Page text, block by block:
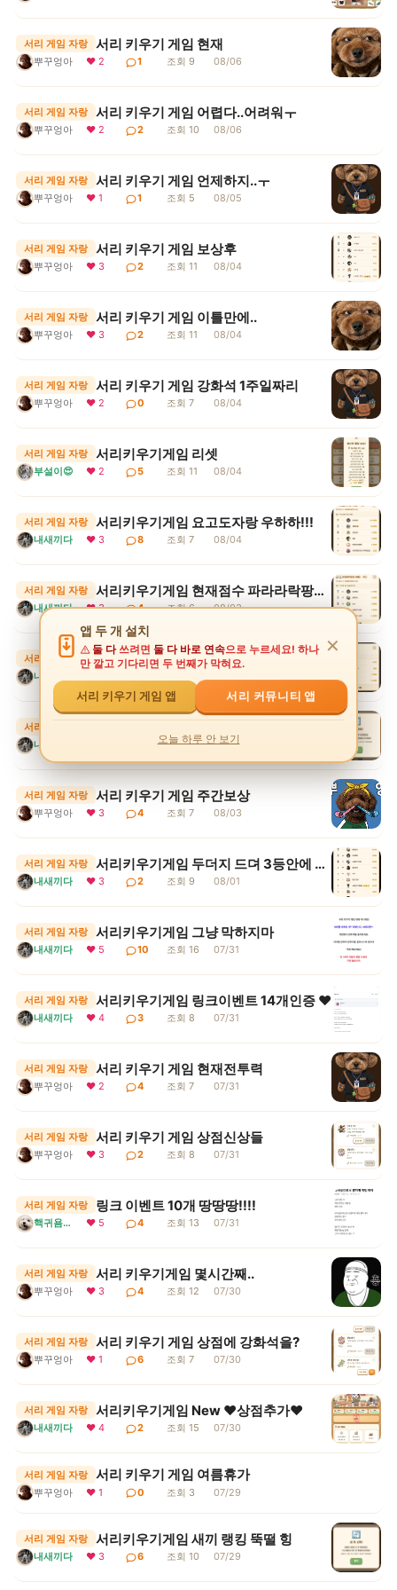
서리 게임 자랑 서리 키우기 게임 현재
뿌꾸엉아 ❤ 2 1 조회 9 08/06
서리 게임 자랑 서리 키우기 게임 어렵다..어려워ㅜ
뿌꾸엉아 ❤ 2 2 조회 10 08/06
서리 게임 자랑 서리 키우기 게임 언제하지..ㅜ
뿌꾸엉아 ❤ 1 1 조회 5 08/05
서리 게임 자랑 서리 키우기 게임 보상후
뿌꾸엉아 ❤ 3 2 조회 11 08/04
서리 게임 자랑 서리 키우기 게임 이틀만에..
뿌꾸엉아 ❤ 3 2 조회 11 08/04
서리 게임 자랑 서리 키우기 게임 강화석 1주일짜리
뿌꾸엉아 ❤ 2 0 조회 7 08/04
서리 게임 자랑 서리키우기게임 리셋
부설이😍 ❤ 2 5 조회 11 08/04
서리 게임 자랑 서리키우기게임 요고도자랑 우하하!!!
내새끼다 ❤ 3 8 조회 7 08/04
서리 게임 자랑 서리키우기게임 현재점수 파라라락팡팡 보통 1등
내새끼다 ❤ 3 4 조회 6 08/03
서리 게임 자랑 서리키우기게임 나따라잡아봐랏 히힛
내새끼다
서리 게임 자랑
내새끼다 조회 8 08/03
서리 게임 자랑 서리 키우기 게임 주간보상
뿌꾸엉아 ❤ 3 4 조회 7 08/03
서리 게임 자랑 서리키우기게임 두더지 드뎌 3등안에 들어땨
내새끼다 ❤ 3 2 조회 9 08/01
서리 게임 자랑 서리키우기게임 그냥 막하지마
내새끼다 ❤ 5 10 조회 16 07/31
서리 게임 자랑 서리키우기게임 링크이벤트 14개인증 ♥
내새끼다 ❤ 4 3 조회 8 07/31
서리 게임 자랑 서리 키우기 게임 현재전투력
뿌꾸엉아 ❤ 2 4 조회 7 07/31
서리 게임 자랑 서리 키우기 게임 상점신상들
뿌꾸엉아 ❤ 3 2 조회 8 07/31
서리 게임 자랑 링크 이벤트 10개 땅땅땅!!!!
핵귀욤서리 ❤ 5 4 조회 13 07/31
서리 게임 자랑 서리 키우기게임 몇시간째..
뿌꾸엉아 ❤ 3 4 조회 12 07/30
서리 게임 자랑 서리 키우기 게임 상점에 강화석을?
뿌꾸엉아 ❤ 1 6 조회 7 07/30
서리 게임 자랑 서리키우기게임 New ♥상점추가♥
내새끼다 ❤ 4 2 조회 15 07/30
서리 게임 자랑 서리 키우기 게임 여름휴가
뿌꾸엉아 ❤ 1 0 조회 3 07/29
서리 게임 자랑 서리키우기게임 새끼 랭킹 뚝떨 힝
내새끼다 ❤ 3 6 조회 10 07/29
앱 두 개 설치
둘 다쓰려면 둘 다 바로 연속으로 누르세요! 하나
만 깔고 기다리면 두 번째가 막혀요.
✕
서리 키우기 게임 앱 서리 커뮤니티 앱
오늘 하루 안 보기